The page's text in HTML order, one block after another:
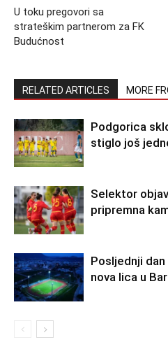
U toku pregovori sa
strateškim partnerom za FK
Budućnost
RELATED ARTICLES MORE
Podgorica
stiglo još
Selektor
pripremna
Posljednji
nova lica u Bar